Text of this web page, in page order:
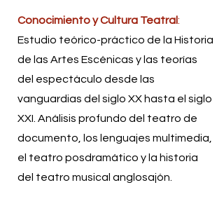
Conocimiento y Cultura Teatral:
Estudio teórico-práctico de la Historia
de las Artes Escénicas y las teorías
del espectáculo desde las
vanguardias del siglo XX hasta el siglo
XXI. Análisis profundo del teatro de
documento, los lenguajes multimedia,
el teatro posdramático y la historia
del teatro musical anglosajón.